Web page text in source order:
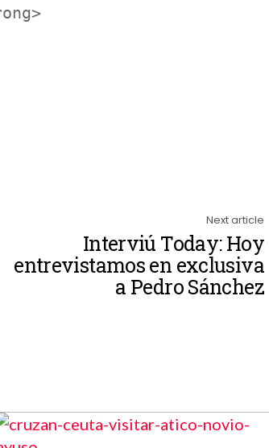
Next article
Interviú Today: Hoy
entrevistamos en exclusiva
a Pedro Sánchez